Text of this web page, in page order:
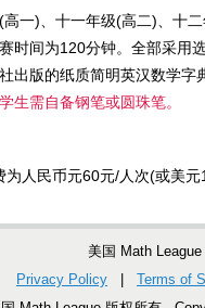
高一)、十一年级(高二)、十
时间为120分钟。全部采用
出版的纸质简明英汉数学字
生需自备钢笔或圆珠笔。
为人民币元60元/人次(或美
美国 Math
Privacy Policy
Terms of